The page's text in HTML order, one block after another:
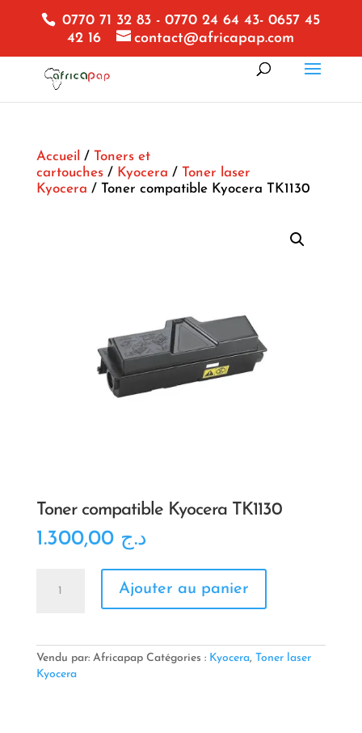
0770 71 32 83 - 0770 24 64 43- 0657 45
42 16
contact@africapap.com
Accueil / Toners et
cartouches/ Kyocera / Toner laser
Kyocera / Toner compatible Kyocera TK1130
Toner compatible Kyocera TK1130
د.ج 1.300,00
TK1130
Ajouter au panier
Vendu par: Africapap Catégories : Kyocera, Toner laser
Kyocera